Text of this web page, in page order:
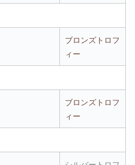
ブロンズトロフ
ィー
ブロンズトロフ
ィー